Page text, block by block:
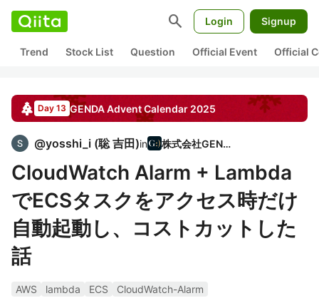
search Login Signup
Trend Stock List Question Official Event Official
Day 13 GENDAAdvent Calendar 2025
@yosshi_i (聡 吉田)in 株式会社GENDA
CloudWatch Alarm + Lambda
でECSタスクをアクセス時だけ
自動起動し、コストカットした
話
AWS lambda ECS
CloudWatch-Alarm